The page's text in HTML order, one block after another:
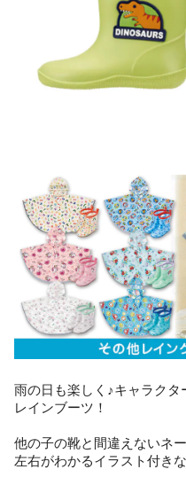
雨の日も楽しく♪キャラク
レインブーツ！
他の子の靴と間違えないネー
左右がわかるイラスト付き